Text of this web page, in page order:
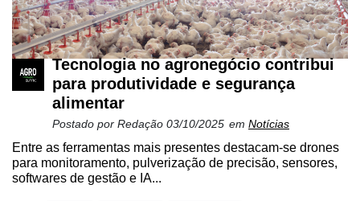
Tecnologia no agronegócio contribui
para produtividade e segurança
alimentar
Postado por Redação 03/10/2025 em Notícias
Entre as ferramentas mais presentes destacam-se drones
para monitoramento, pulverização de precisão, sensores,
softwares de gestão e IA...